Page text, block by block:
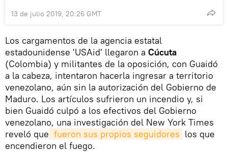
13 de julio 2019, 20:26 GMT
Los cargamentos de la agencia estatal
estadounidense 'USAid' llegaron a Cúcuta
(Colombia) y militantes de la oposición, con Guaidó
a la cabeza, intentaron hacerla ingresar a territorio
venezolano, aún sin la autorización del Gobierno de
Maduro. Los artículos sufrieron un incendio y, si
bien Guaidó culpó a los efectivos del Gobierno
venezolano, una investigación del New York Times
reveló que fueron sus propios seguidores los que
encendieron el fuego.